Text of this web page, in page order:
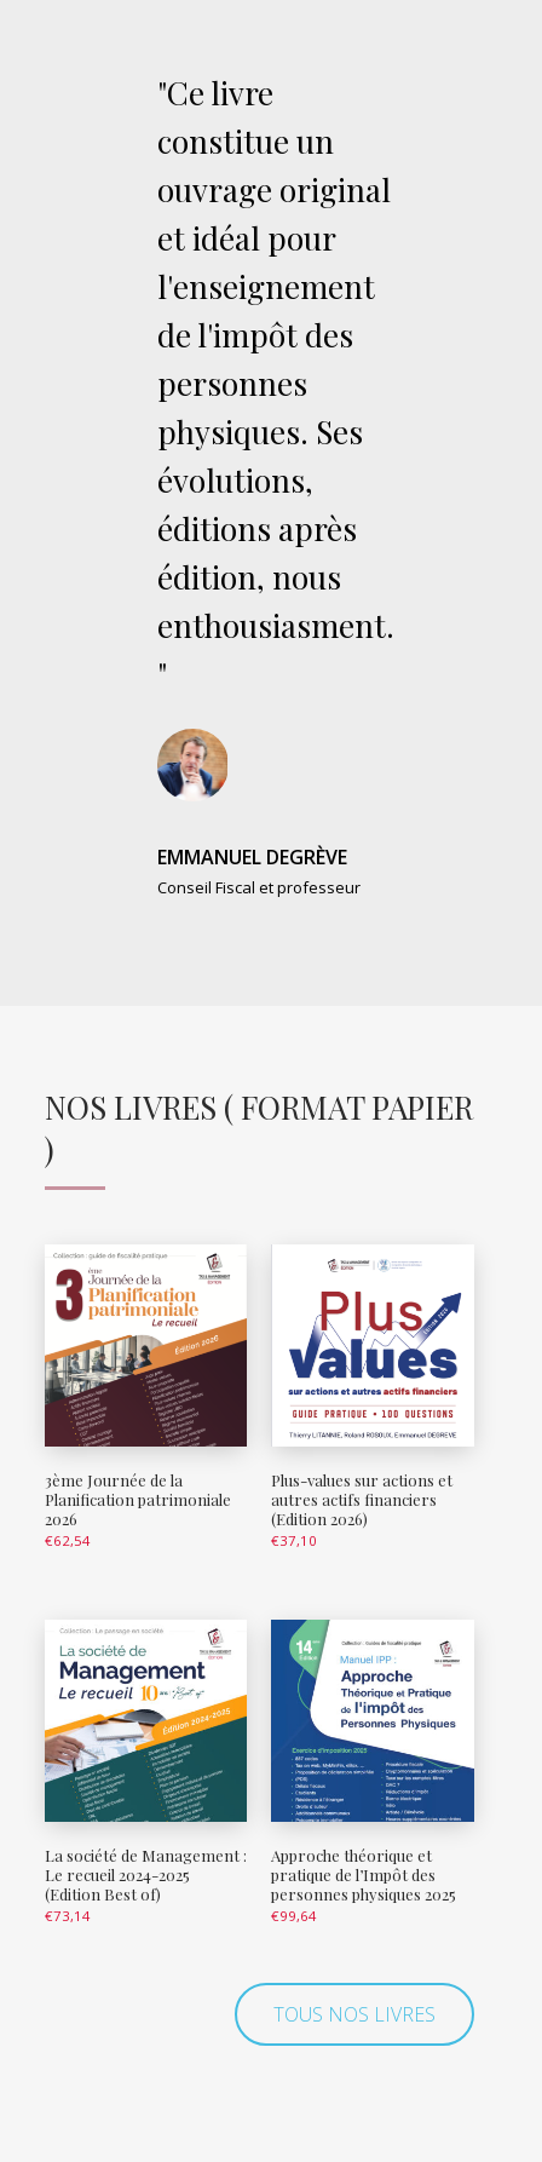
"Ce livre
constitue un
ouvrage original
et idéal pour
l'enseignement
de l'impôt des
personnes
physiques. Ses
évolutions,
éditions après
édition, nous
enthousiasment.
"
EMMANUEL DEGRÈVE
Conseil Fiscal et professeur
NOS LIVRES ( FORMAT PAPIER
)
3ème Journée de la
Planification patrimoniale
2026
€62,54
Plus-values sur actions et
autres actifs financiers
(Edition 2026)
€37,10
La société de Management :
Le recueil 2024-2025
(Edition Best of)
€73,14
Approche théorique et
pratique de l’Impôt des
personnes physiques 2025
€99,64
TOUS NOS LIVRES